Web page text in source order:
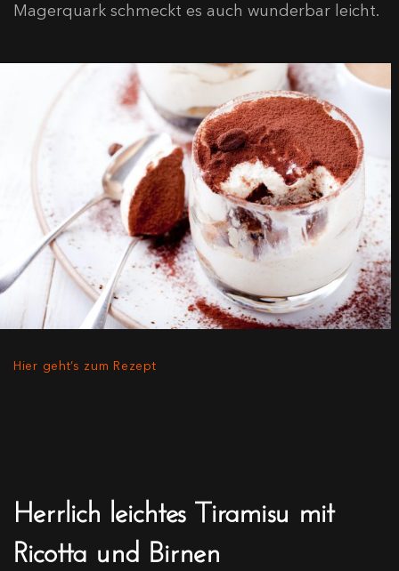
Magerquark schmeckt es auch wunderbar leicht.
Hier geht’s zum Rezept
Herrlich leichtes Tiramisu mit
Ricotta und Birnen